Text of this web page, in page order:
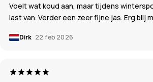
Voelt wat koud aan, maar tijdens
last van. Verder een zeer fijne jas. Erg blij
Dirk 22 feb 2026